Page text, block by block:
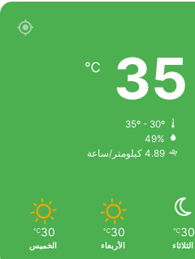
35
℃
35º - 30º
49%
4.89 كيلومتر/ساعة
30
℃
الثلاثاء
30
℃
الأربعاء
30
℃
الخميس